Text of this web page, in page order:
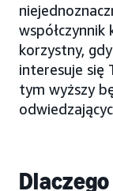
współczynnik
korzystny,
interesuje się
tym wyższy